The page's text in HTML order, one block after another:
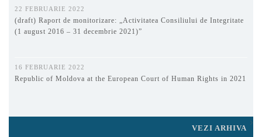
22 FEBRUARIE 2022
(draft) Raport de monitorizare: „Activitatea Consiliului de Integritate
(1 august 2016 – 31 decembrie 2021)”
16 FEBRUARIE 2022
Republic of Moldova at the European Court of Human Rights in 2021
VEZI ARHIVA